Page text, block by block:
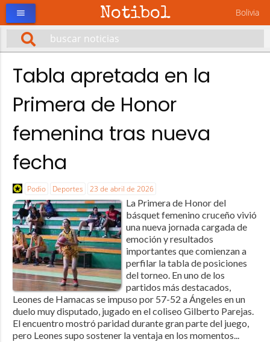
Notibol Bolivia
menu
Tabla apretada en la
Primera de Honor
femenina tras nueva
fecha
Podio Deportes 23 de abril de 2026
La Primera de Honor del
básquet femenino cruceño vivió
una nueva jornada cargada de
emoción y resultados
importantes que comienzan a
perfilar la tabla de posiciones
del torneo. En uno de los
partidos más destacados,
Leones de Hamacas se impuso por 57-52 a Ángeles en un
duelo muy disputado, jugado en el coliseo Gilberto Parejas.
El encuentro mostró paridad durante gran parte del juego,
pero Leones supo sostener la ventaja en los momentos...